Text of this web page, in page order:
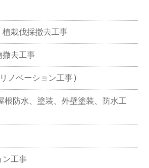
栽伐採撤去工事
撤去工事
ノベーション工事)
防水、塗装、外壁塗装、防水工
ン工事